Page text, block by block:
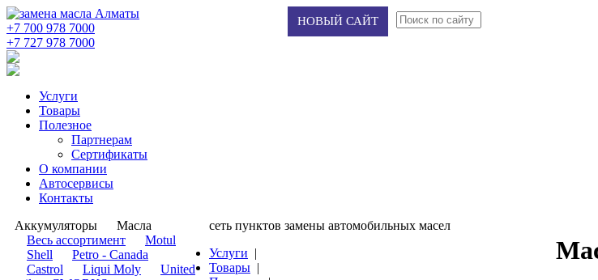
НОВЫЙ САЙТ
+7 700 978 7000
‭+7 727 978 7000‬
Услуги
Товары
Полезное
Партнерам
Сертификаты
О компании
Автосервисы
Контакты
Аккумуляторы
Масла
​Весь ассортимент
Motul
Shell
Petro - Canada
Castrol
Liqui Moly
United
сеть пунктов замены автомобильных масел
Услуги |
Товары |